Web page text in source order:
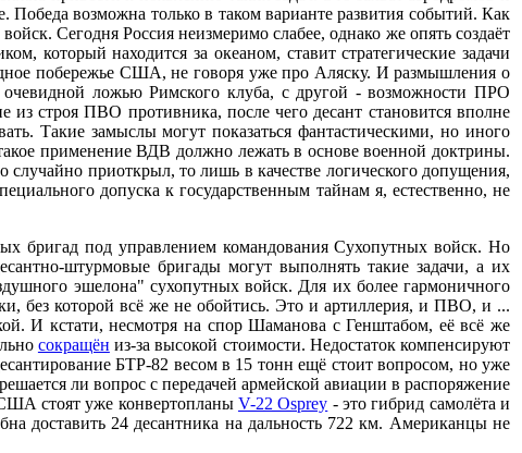
возможна только в таком варианте развития событий. Как
Сегодня Россия неизмеримо слабее, однако же опять создаёт
который находится за океаном, ставит стратегические задачи
побережье США, не говоря уже про Аляску. И размышления о
ложью Римского клуба, с другой - возможности ПРО
из строя ПВО противника, после чего десант становится вполне
Такие замыслы могут показаться фантастическими, но иного
применение ВДВ должно лежать в основе военной доктрины.
случайно приоткрыл, то лишь в качестве логического допущения,
допуска к государственным тайнам я, естественно, не
бригад под управлением командования Сухопутных войск. Но
штурмовые бригады могут выполнять такие задачи, а их
эшелона" сухопутных войск. Для их более гармоничного
без которой всё же не обойтись. Это и артиллерия, и ПВО, и ...
И кстати, несмотря на спор Шаманова с Генштабом, её всё же
сокращён из-за высокой стоимости. Недостаток компенсируют
БТР-82 весом в 15 тонн ещё стоит вопросом, но уже
ли вопрос с передачей армейской авиации в распоряжение
стоят уже конвертопланы V-22 Osprey - это гибрид самолёта и
доставить 24 десантника на дальность 722 км. Американцы не